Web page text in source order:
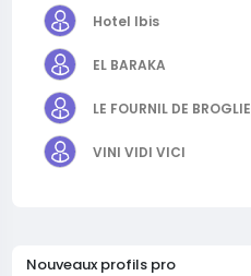
Hotel Ibis
EL BARAKA
LE FOURNIL DE BROGLIE
VINI VIDI VICI
Nouveaux profils pro